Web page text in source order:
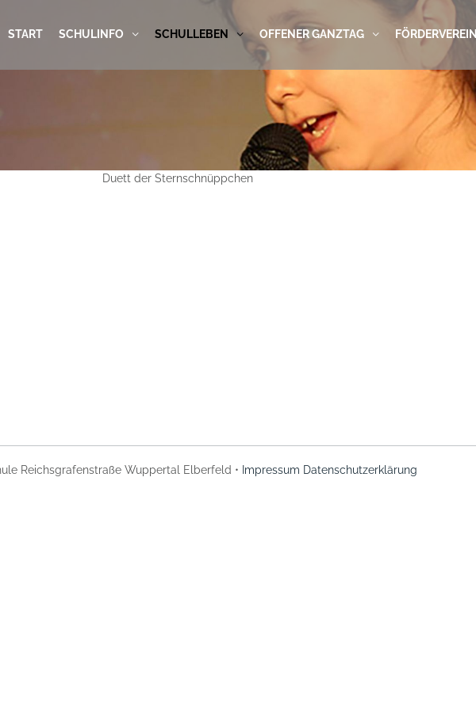
START SCHULINFO SCHULLEBEN OFFENER GANZTAG FÖRDERVEREIN
Duett der Sternschnüppchen
Reichsgrafenstraße Wuppertal Elberfeld • Impressum Datenschutzerklärung